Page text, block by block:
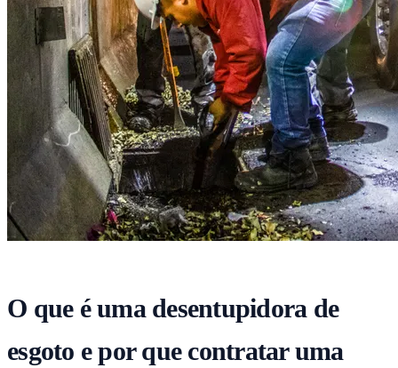
O que é uma desentupidora de
esgoto e por que contratar uma